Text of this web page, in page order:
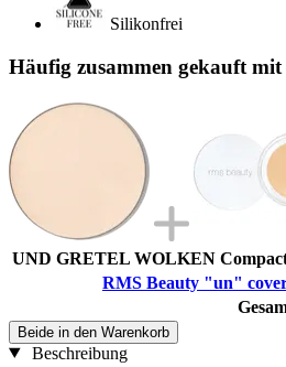
Silikonfrei
Häufig zusammen gekauft
UND GRETEL WOLKEN
RMS Beauty "un"
Beide in den Warenkorb
Beschreibung